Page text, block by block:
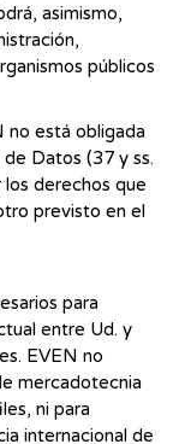
asimismo,
públicos
no está obligada
Datos (37 y ss.
derechos que
previsto en el
para
entre Ud. y
EVEN no
mercadotecnia
ni para
internacional de